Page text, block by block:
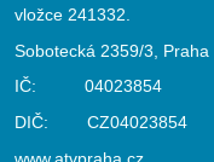
vložce 241332.
Sobotecká 2359/3,
IČ: 04023854
DIČ: CZ04023854
www.atvpraha.cz